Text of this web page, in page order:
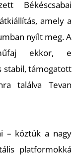
Békéscsabai
amely a
nyílt meg. A
ekkor, e
stabil, támogatott
találva Tevan
– köztük a nagy
platformokká